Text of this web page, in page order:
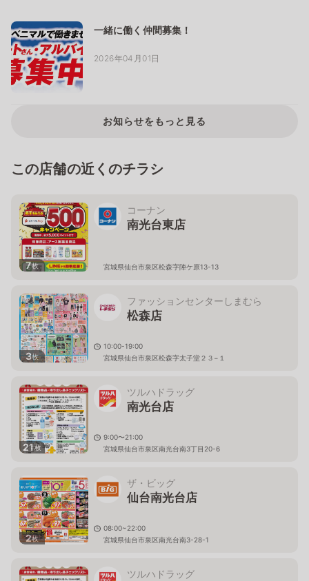
一緒に働く仲間募集！
2026年04月01日
お知らせをもっと見る
この店舗の近くのチラシ
7枚
コーナン
南光台東店
宮城県仙台市泉区松森字陣ケ原13-13
3枚
ファッションセンターしまむら
松森店
10:00-19:00
宮城県仙台市泉区松森字太子堂２３−１
21枚
ツルハドラッグ
南光台店
9:00〜21:00
宮城県仙台市泉区南光台南3丁目20-6
2枚
ザ・ビッグ
仙台南光台店
08:00~22:00
宮城県仙台市泉区南光台南3-28-1
ツルハドラッグ